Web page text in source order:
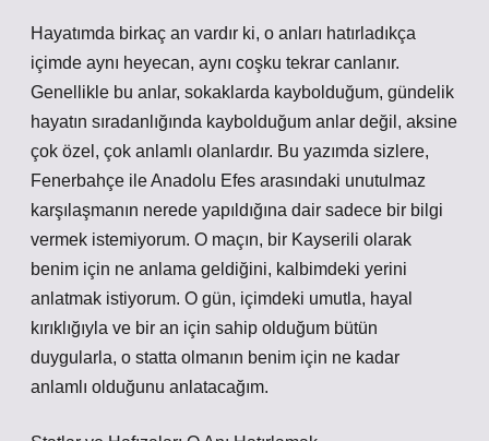
Hayatımda birkaç an vardır ki, o anları hatırladıkça
içimde aynı heyecan, aynı coşku tekrar canlanır.
Genellikle bu anlar, sokaklarda kaybolduğum, gündelik
hayatın sıradanlığında kaybolduğum anlar değil, aksine
çok özel, çok anlamlı olanlardır. Bu yazımda sizlere,
Fenerbahçe ile Anadolu Efes arasındaki unutulmaz
karşılaşmanın nerede yapıldığına dair sadece bir bilgi
vermek istemiyorum. O maçın, bir Kayserili olarak
benim için ne anlama geldiğini, kalbimdeki yerini
anlatmak istiyorum. O gün, içimdeki umutla, hayal
kırıklığıyla ve bir an için sahip olduğum bütün
duygularla, o statta olmanın benim için ne kadar
anlamlı olduğunu anlatacağım.